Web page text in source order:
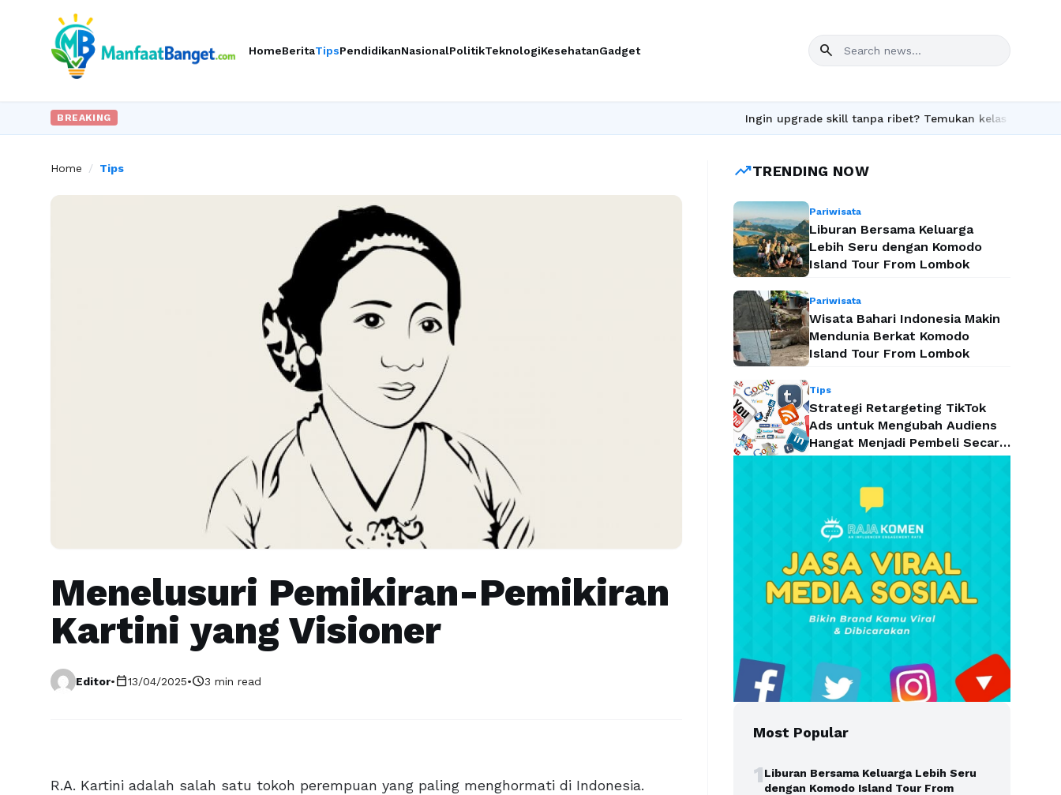
HomeBeritaTipsPendidikanNasionalPolitikTeknologiKesehatanGadget search
BREAKING Ingin upgrade skill tanpa ribet? Temukan kelas seru dan materi
Home / Tips
Menelusuri Pemikiran-Pemikiran
Kartini yang Visioner
Editor•calendar_today13/04/2025•schedule3 min read
R.A. Kartini adalah salah satu tokoh perempuan yang paling menghormati di Indonesia.
trending_upTRENDING NOW
Pariwisata
Liburan Bersama Keluarga
Lebih Seru dengan Komodo
Island Tour From Lombok
Pariwisata
Wisata Bahari Indonesia Makin
Mendunia Berkat Komodo
Island Tour From Lombok
Tips
Strategi Retargeting TikTok
Ads untuk Mengubah Audiens
Hangat Menjadi Pembeli Secara
Efektif
Most Popular
1Liburan Bersama Keluarga Lebih Seru
dengan Komodo Island Tour From